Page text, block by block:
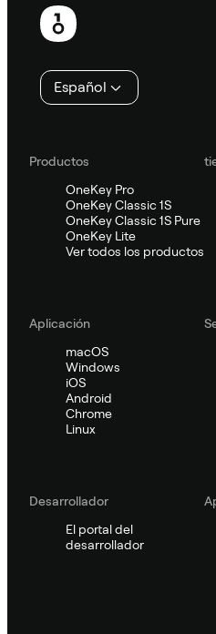
página
Español
Productos
OneKey Pro
OneKey Classic 1S
OneKey Classic 1S Pure
OneKey Lite
Ver todos los productos
Aplicación
macOS
Windows
iOS
Android
Chrome
Linux
Desarrollador
El portal del
desarrollador